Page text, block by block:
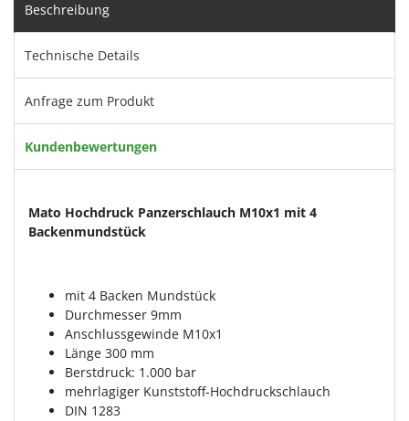
Beschreibung
Technische Details
Anfrage zum Produkt
Kundenbewertungen
Mato Hochdruck Panzerschlauch M10x1 mit 4
Backenmundstück
mit 4 Backen Mundstück
Durchmesser 9mm
Anschlussgewinde M10x1
Länge 300 mm
Berstdruck: 1.000 bar
mehrlagiger Kunststoff-Hochdruckschlauch
DIN 1283